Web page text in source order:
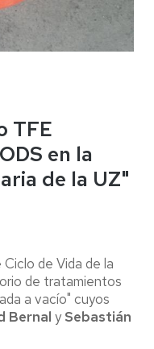
TFE
en la
de la UZ"
Ciclo de Vida de la
de tratamientos
a vacío" cuyos
Bernal ySebastián